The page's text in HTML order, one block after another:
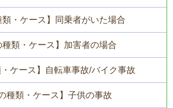
類・ケース】同乗者がいた場合
種類・ケース】加害者の場合
・ケース】自転車事故/バイク事故
種類・ケース】子供の事故